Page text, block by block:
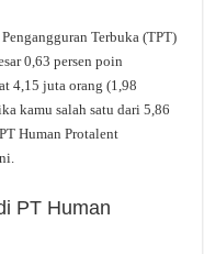
Terbuka (TPT)
0,63 persen poin
4,15 juta orang (1,98
kamu salah satu dari 5,86
Human Protalent
PT Human